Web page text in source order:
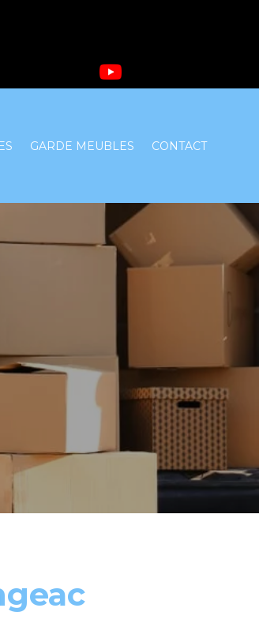
GARDE MEUBLES CONTACT